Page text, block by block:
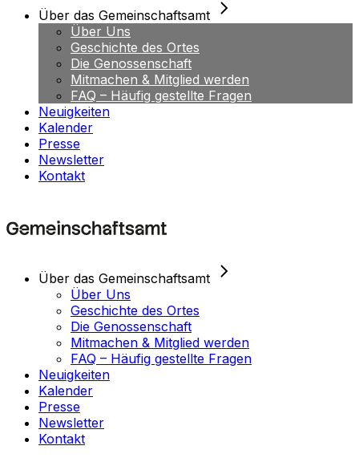
Über das Gemeinschaftsamt
Über Uns
Geschichte des Ortes
Die Genossenschaft
Mitmachen & Mitglied werden
FAQ – Häufig gestellte Fragen
Neuigkeiten
Kalender
Presse
Newsletter
Kontakt
Über das Gemeinschaftsamt
Über Uns
Geschichte des Ortes
Die Genossenschaft
Mitmachen & Mitglied werden
FAQ – Häufig gestellte Fragen
Neuigkeiten
Kalender
Presse
Newsletter
Kontakt